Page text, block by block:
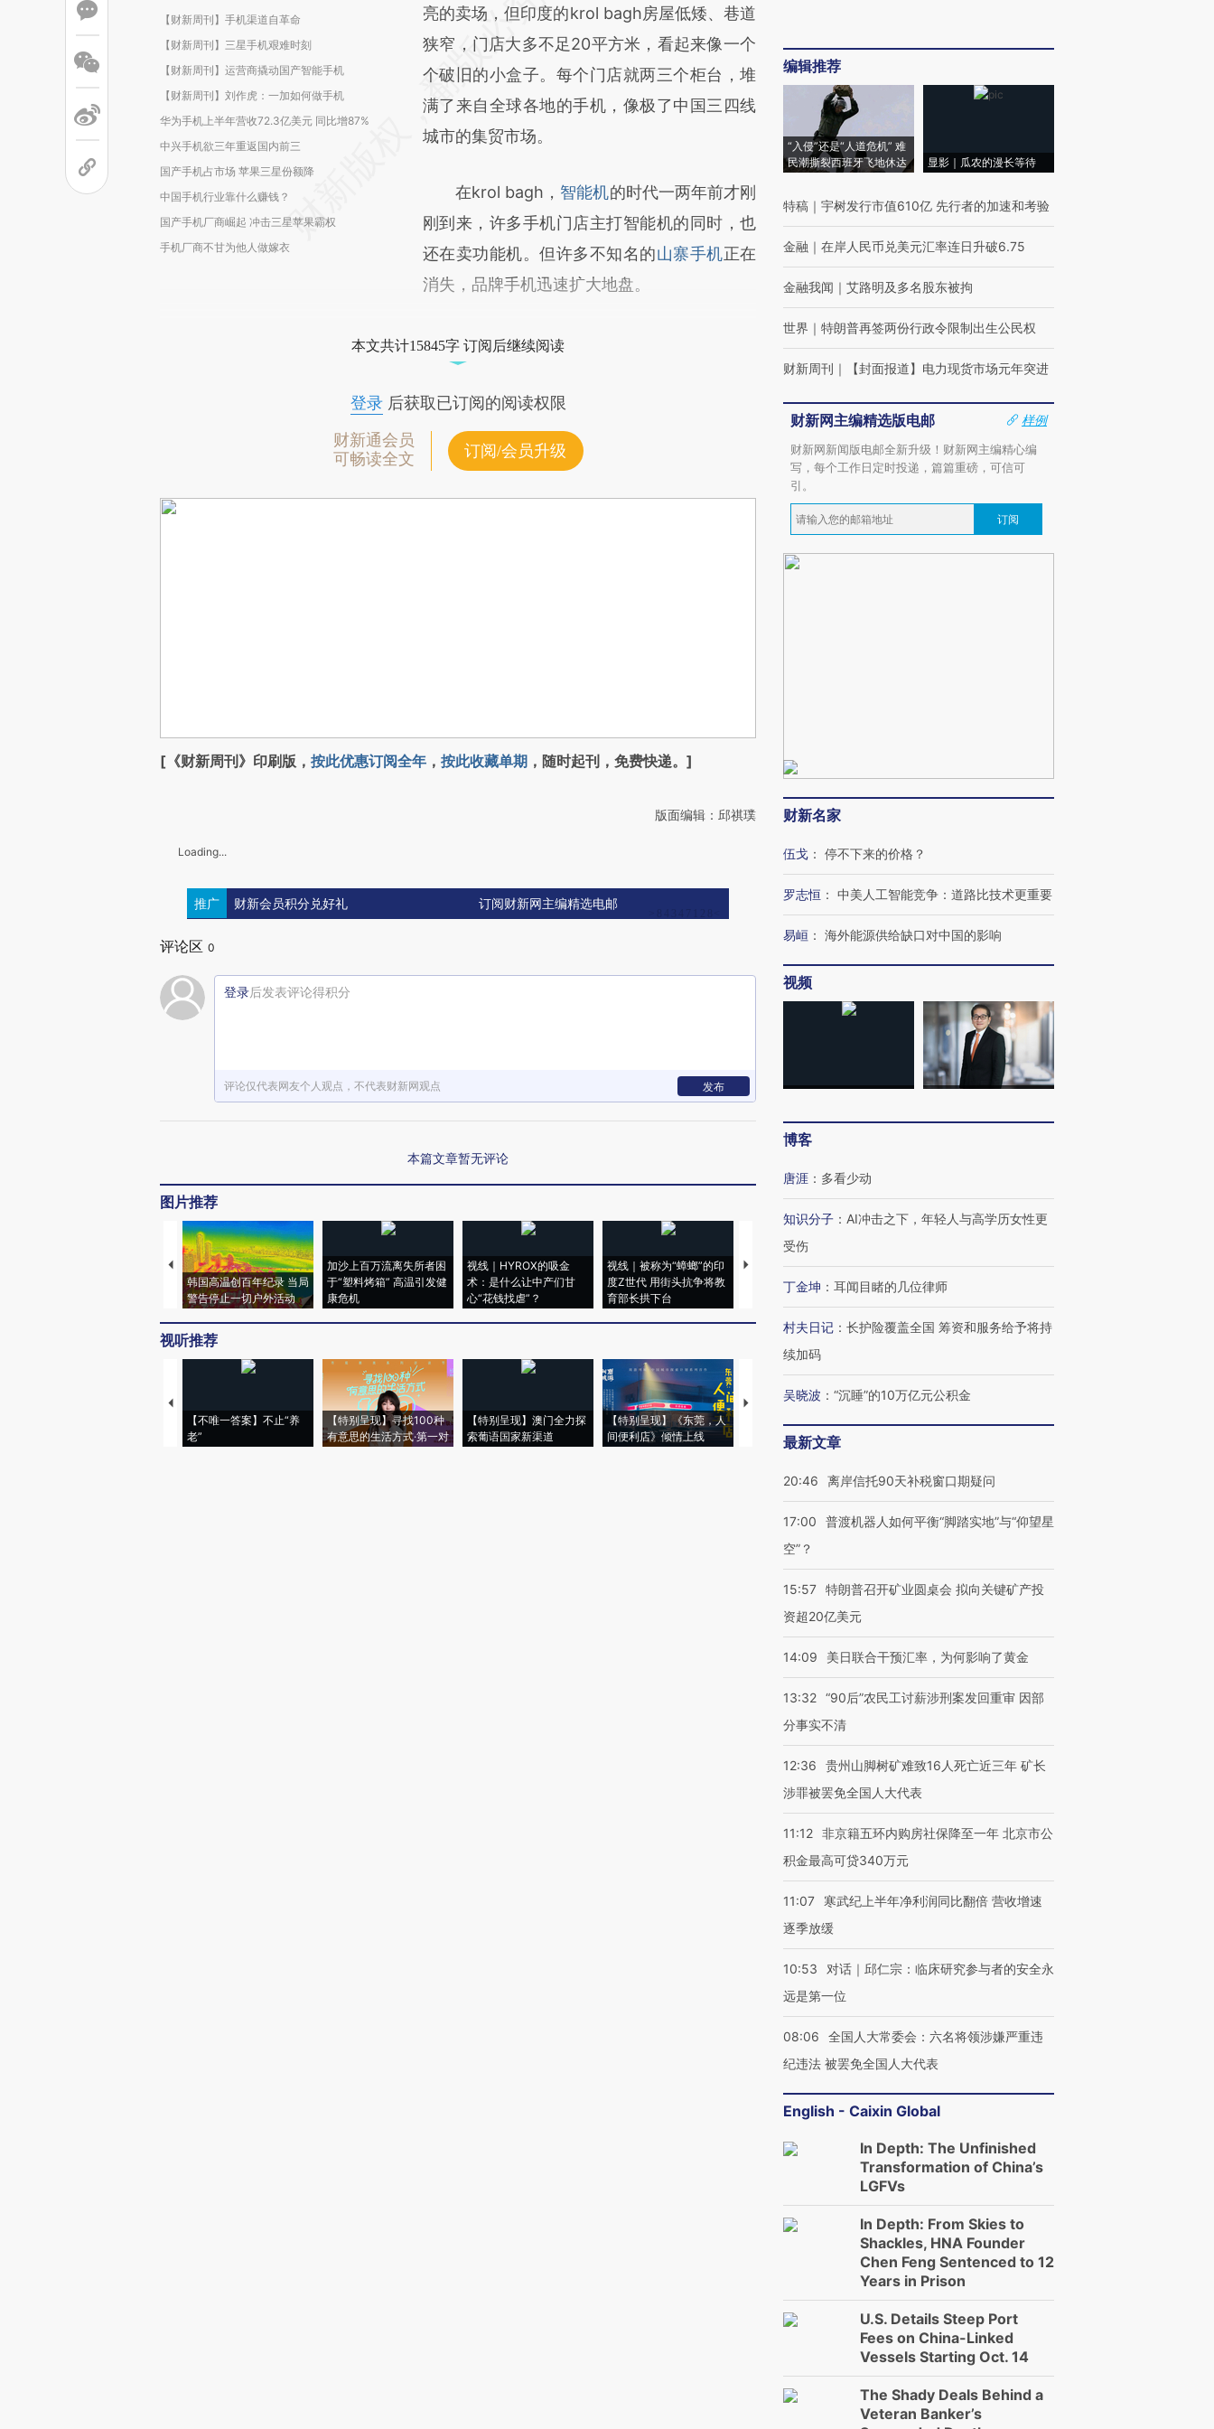
【财新周刊】手机渠道自革命
【财新周刊】三星手机艰难时刻
【财新周刊】运营商撬动国产智能手机
【财新周刊】刘作虎：一加如何做手机
华为手机上半年营收72.3亿美元 同比增87%
中兴手机欲三年重返国内前三
国产手机占市场 苹果三星份额降
中国手机行业靠什么赚钱？
国产手机厂商崛起 冲击三星苹果霸权
手机厂商不甘为他人做嫁衣
亮的卖场，但印度的krol bagh房屋低矮、巷道
狭窄，门店大多不足20平方米，看起来像一个
个破旧的小盒子。每个门店就两三个柜台，堆
满了来自全球各地的手机，像极了中国三四线
城市的集贸市场。
在krol bagh， 智能机的时代一两年前才刚
刚到来，许多手机门店主打智能机的同时，也
还在卖功能机。但许多不知名的山寨手机正在
消失，品牌手机迅速扩大地盘。
本文共计15845字 订阅后继续阅读
登录后获取已订阅的阅读权限
财新通会员
可畅读全文
订阅/会员升级
[《财新周刊》印刷版， 按此优惠订阅全年 ， 按此收藏单期 ，随时起刊，免费快递。]
版面编辑：邱祺璞
Loading...
推广 财新会员积分兑好礼 订阅财新网主编精选电邮
评论区 0
登录后发表评论得积分
评论仅代表网友个人观点，不代表财新网观点 发布
本篇文章暂无评论
图片推荐
韩国高温创百年纪录 当局
警告停止一切户外活动
加沙上百万流离失所者困
于“塑料烤箱” 高温引发健
康危机
视线｜HYROX的吸金
术：是什么让中产们甘
心“花钱找虐”？
视线｜被称为“蟑螂”的印
度Z世代 用街头抗争将教
育部长拱下台
视线｜“入侵”还是“人道危
机”？难民潮撕裂西班牙
湖北宜昌局部短时降雨
128毫米 紧急转移近
哈尔滨遭遇短时极端强降
视听推荐
【不唯一答案】不止“养
老”
【特别呈现】寻找100种
有意思的生活方式·第一对
【特别呈现】澳门全力探
索葡语国家新渠道
【特别呈现】《东莞，人
间便利店》倾情上线
【推广】走进第四届链博
编辑推荐
“入侵”还是“人道危机” 难
民潮撕裂西班牙飞地休达
显影｜瓜农的漫长等待
特稿 ｜ 宇树发行市值610亿 先行者的加速和考验
金融 ｜ 在岸人民币兑美元汇率连日升破6.75
金融我闻 ｜ 艾路明及多名股东被拘
世界 ｜ 特朗普再签两份行政令限制出生公民权
财新周刊 ｜ 【封面报道】电力现货市场元年突进
财新网主编精选版电邮
样例
财新网新闻版电邮全新升级！财新网主编精心编
写，每个工作日定时投递，篇篇重磅，可信可
引。
订阅
财新名家
伍戈 ： 停不下来的价格？
罗志恒 ： 中美人工智能竞争：道路比技术更重要
易峘 ： 海外能源供给缺口对中国的影响
视频
博客
唐涯 ： 多看少动
知识分子 ： AI冲击之下，年轻人与高学历女性更
受伤
丁金坤 ： 耳闻目睹的几位律师
村夫日记 ： 长护险覆盖全国 筹资和服务给予将持
续加码
吴晓波 ： “沉睡”的10万亿元公积金
最新文章
20:46 离岸信托90天补税窗口期疑问
17:00
普渡机器人如何平衡“脚踏实地”与“仰望星
空”？
15:57 特朗普召开矿业圆桌会 拟向关键矿产投
资超20亿美元
14:09 美日联合干预汇率，为何影响了黄金
13:32 “90后”农民工讨薪涉刑案发回重审 因部
分事实不清
12:36
贵州山脚树矿难致16人死亡近三年 矿长
涉罪被罢免全国人大代表
11:12 非京籍五环内购房社保降至一年 北京市公
积金最高可贷340万元
11:07
寒武纪上半年净利润同比翻倍 营收增速
逐季放缓
10:53
对话｜邱仁宗：临床研究参与者的安全永
远是第一位
08:06
全国人大常委会：六名将领涉嫌严重违
纪违法 被罢免全国人大代表
English - Caixin Global
In Depth: The Unfinished
Transformation of China’s
LGFVs
In Depth: From Skies to
Shackles, HNA Founder
Chen Feng Sentenced to 12
Years in Prison
U.S. Details Steep Port
Fees on China-Linked
Vessels Starting Oct. 14
The Shady Deals Behind a
Veteran Banker’s